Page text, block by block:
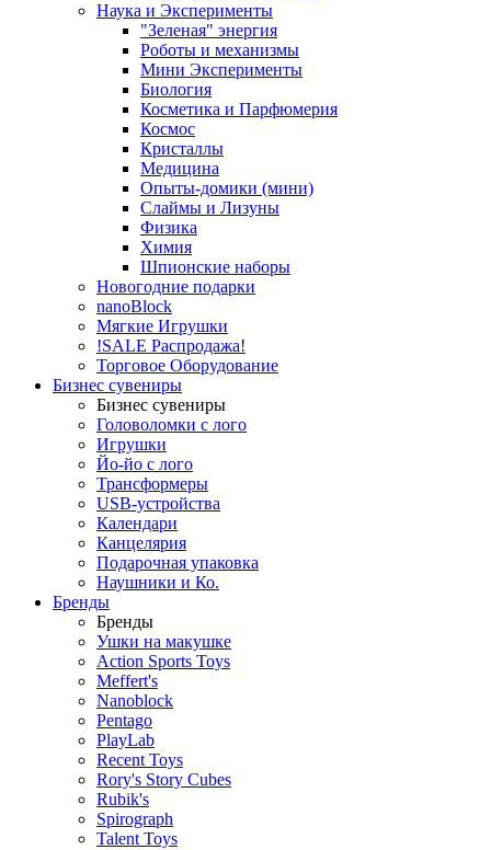
Наука и Эксперименты
"Зеленая" энергия
Роботы и механизмы
Мини Эксперименты
Биология
Косметика и Парфюмерия
Космос
Кристаллы
Медицина
Опыты-домики (мини)
Слаймы и Лизуны
Физика
Химия
Шпионские наборы
Новогодние подарки
nanoBlock
Мягкие Игрушки
!SALE Распродажа!
Торговое Оборудование
Бизнес сувениры
Бизнес сувениры
Головоломки с лого
Игрушки
Йо-йо с лого
Трансформеры
USB-устройства
Календари
Канцелярия
Подарочная упаковка
Наушники и Ко.
Бренды
Бренды
Ушки на макушке
Action Sports Toys
Meffert's
Nanoblock
Pentago
PlayLab
Recent Toys
Rory's Story Cubes
Rubik's
Spirograph
Talent Toys